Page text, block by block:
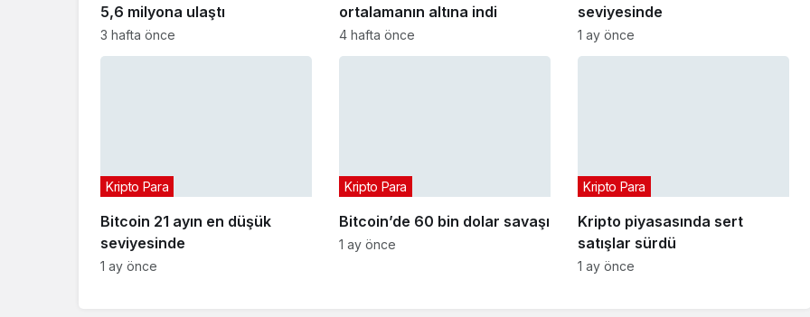
5,6 milyona ulaştı
3 hafta önce
ortalamanın altına indi
4 hafta önce
seviyesinde
1 ay önce
Bitcoin 21 ayın en düşük
seviyesinde
Kripto Para
1 ay önce
Bitcoin’de 60 bin dolar savaşı
Kripto Para
1 ay önce
Kripto piyasasında sert
satışlar sürdü
Kripto Para
1 ay önce